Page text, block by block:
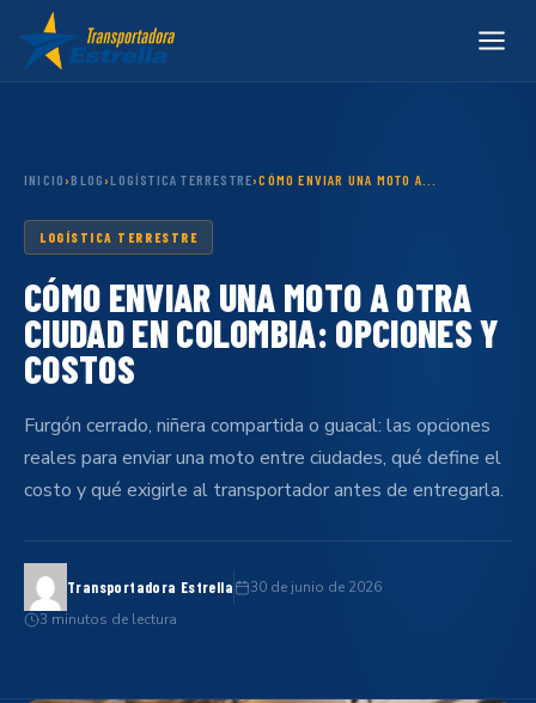
INICIO ›BLOG ›LOGÍSTICA TERRESTRE›CÓMO ENVIAR UNA MOTO A...
LOGÍSTICA TERRESTRE
CÓMO ENVIAR UNA MOTO A OTRA
CIUDAD EN COLOMBIA: OPCIONES Y
COSTOS
Furgón cerrado, niñera compartida o guacal: las opciones
reales para enviar una moto entre ciudades, qué define el
costo y qué exigirle al transportador antes de entregarla.
Transportadora Estrella
30 de junio de 2026
3 minutos de lectura